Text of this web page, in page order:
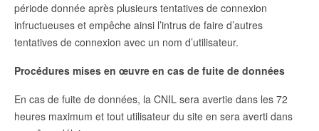
période donnée après plusieurs tentatives de connexion
infructueuses et empêche ainsi l’intrus de faire d’autres
tentatives de connexion avec un nom d’utilisateur.
Procédures mises en œuvre en cas de fuite de données
En cas de fuite de données, la CNIL sera avertie dans les 72
heures maximum et tout utilisateur du site en sera averti dans